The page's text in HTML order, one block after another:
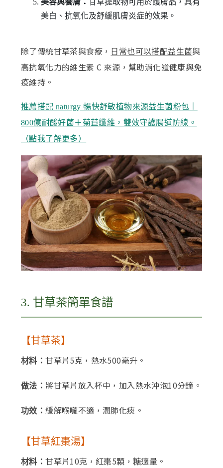
美容與養膚：
甘草提取物可用於護膚品，具有
美白、抗氧化及舒緩肌膚炎症的效果。
除了傳統甘草茶與食療， 日常也可以搭配益生菌與
高抗氧化力的維生素 C 來源，幫助消化道健康與免
疫維持。
推薦搭配 naturgy 暢快舒敏植物來源益生菌粉包｜
800億耐酸好菌＋菊苣纖維，雙效守護腸道防線。
（點我了解更多）
3. 甘草茶簡單食譜
【甘草茶】
材料：甘草片5克，熱水500毫升。
做法： 將甘草片放入杯中，加入熱水沖泡10分鐘。
功效：緩解喉嚨不適，潤肺化痰。
【甘草紅棗湯】
材料：甘草片10克，紅棗5顆，糖適量。